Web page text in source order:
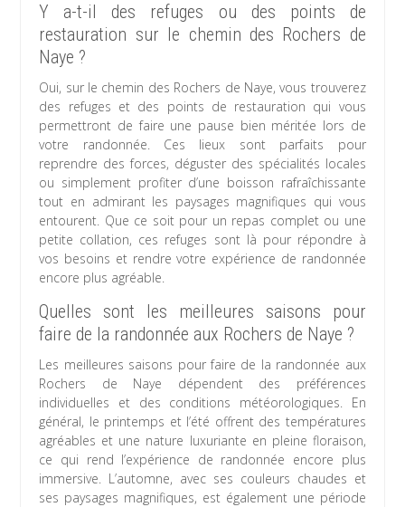
Y a-t-il des refuges ou des points de
restauration sur le chemin des Rochers de
Naye ?
Oui, sur le chemin des Rochers de Naye, vous trouverez
des refuges et des points de restauration qui vous
permettront de faire une pause bien méritée lors de
votre randonnée. Ces lieux sont parfaits pour
reprendre des forces, déguster des spécialités locales
ou simplement profiter d’une boisson rafraîchissante
tout en admirant les paysages magnifiques qui vous
entourent. Que ce soit pour un repas complet ou une
petite collation, ces refuges sont là pour répondre à
vos besoins et rendre votre expérience de randonnée
encore plus agréable.
Quelles sont les meilleures saisons pour
faire de la randonnée aux Rochers de Naye ?
Les meilleures saisons pour faire de la randonnée aux
Rochers de Naye dépendent des préférences
individuelles et des conditions météorologiques. En
général, le printemps et l’été offrent des températures
agréables et une nature luxuriante en pleine floraison,
ce qui rend l’expérience de randonnée encore plus
immersive. L’automne, avec ses couleurs chaudes et
ses paysages magnifiques, est également une période